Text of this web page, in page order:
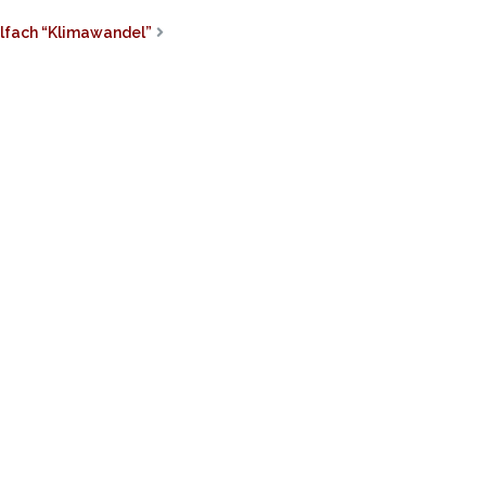
“Klimawandel”